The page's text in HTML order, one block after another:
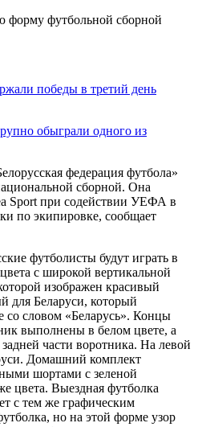
победы в третий день
обыграли одного из
федерация футбола»
сборной. Она
Sport при содействии УЕФА в
по экипировке, сообщает
футболисты будут играть в
с широкой вертикальной
изображен красивый
для Беларуси, который
со словом «Беларусь». Концы
выполнены в белом цвете, а
части воротника. На левой
Домашний комплект
шортами с зеленой
цвета. Выездная футболка
с тем же графическим
но на этой форме узор